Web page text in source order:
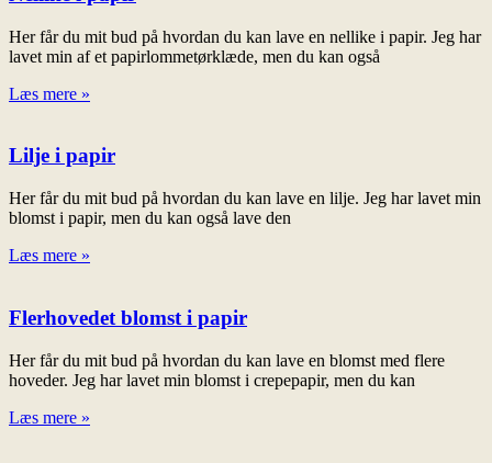
Her får du mit bud på hvordan du kan lave en nellike i papir. Jeg har
lavet min af et papirlommetørklæde, men du kan også
Læs mere »
Lilje i papir
Her får du mit bud på hvordan du kan lave en lilje. Jeg har lavet min
blomst i papir, men du kan også lave den
Læs mere »
Flerhovedet blomst i papir
Her får du mit bud på hvordan du kan lave en blomst med flere
hoveder. Jeg har lavet min blomst i crepepapir, men du kan
Læs mere »